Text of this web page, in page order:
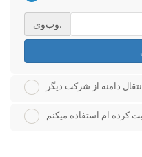
وب‌وی.
دامنه از شرکت دیگر
کرده ام استفاده میکنم